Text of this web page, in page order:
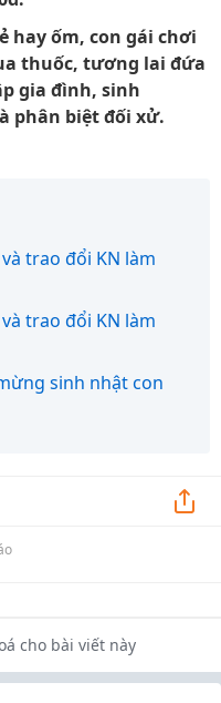
hay ốm, con gái chơi
thuốc, tương lai đứa
gia đình, sinh
phân biệt đối xử.
trao đổi KN làm
trao đổi KN làm
sinh nhật con
cho bài viết này